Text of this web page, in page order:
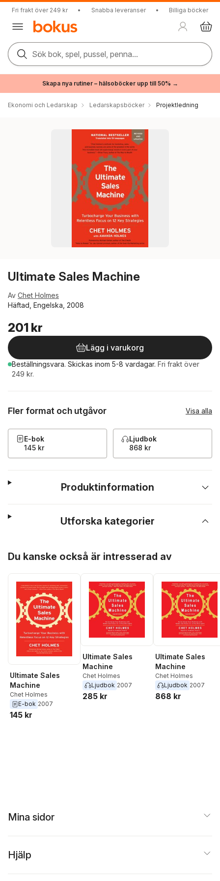
Fri frakt över 249 kr • Snabba leveranser • Billiga böcker
Sök bok, spel, pussel, penna...
Skapa nya rutiner – hälsoböcker upp till 50% →
Ekonomi och Ledarskap Ledarskapsböcker Projektledning
Ultimate Sales Machine
Av Chet Holmes
Häftad, Engelska, 2008
201 kr
Lägg i varukorg
Beställningsvara. Skickas inom 5-8 vardagar. Fri frakt över
249 kr.
Fler format och utgåvor Visa alla
E-bok
145 kr
Ljudbok
868 kr
Produktinformation
Utforska kategorier
Du kanske också är intresserad av
Ultimate Sales
Machine
Chet Holmes
E-bok 2007
145 kr
Ultimate Sales
Machine
Chet Holmes
Ljudbok 2007
285 kr
Ultimate Sales
Machine
Chet Holmes
Ljudbok 2007
868 kr
Mina sidor
Hjälp